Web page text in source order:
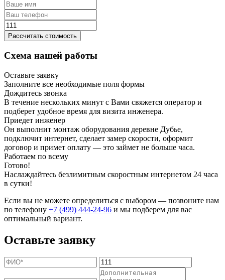
Рассчитать стоимость
Схема нашей работы
Оставьте заявку
Заполните все необходимые поля формы
Дождитесь звонка
В течение нескольких минут с Вами свяжется оператор и
подберет удобное время для визита инженера.
Приедет инженер
Он выполнит монтаж оборудования деревне Дубье,
подключит интернет, сделает замер скорости, оформит
договор и примет оплату — это займет не больше часа.
Работаем по всему
Готово!
Наслаждайтесь безлимитным скоростным интернетом 24 часа
в сутки!
Если вы не можете определиться с выбором — позвоните нам
по телефону +7 (499) 444-24-96 и мы подберем для вас
оптимальный вариант.
Оставьте заявку